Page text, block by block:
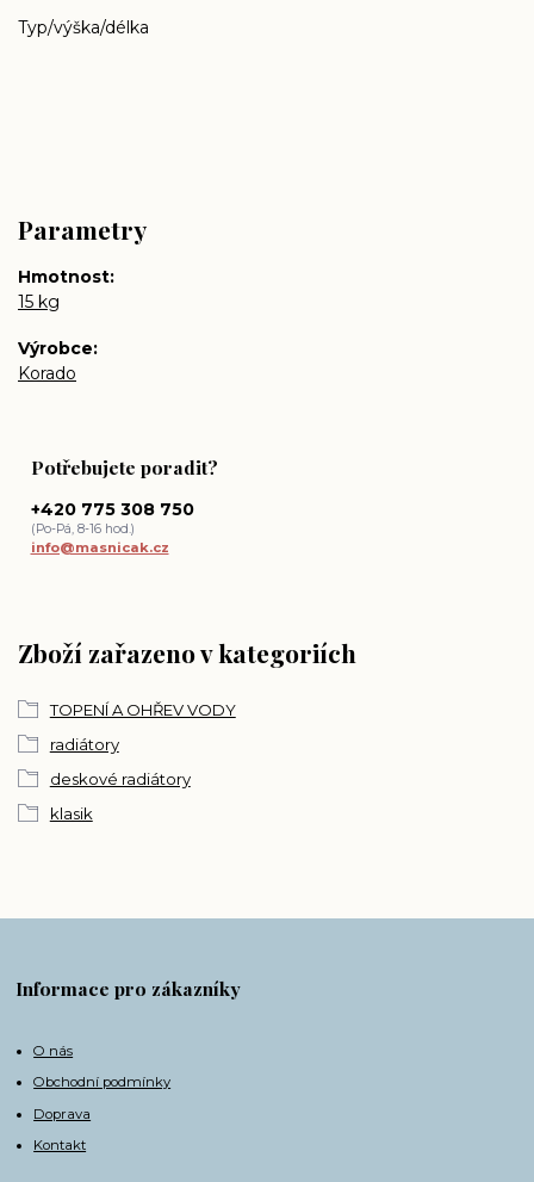
Typ/výška/délka
Parametry
Hmotnost
15 kg
Výrobce
Korado
Zboží zařazeno v kategoriích
TOPENÍ A OHŘEV VODY
radiátory
deskové radiátory
klasik
Potřebujete poradit?
+420 775 308 750
(Po-Pá, 8-16 hod.)
info@masnicak.cz
Informace pro zákazníky
O nás
Obchodní podmínky
Doprava
Kontakt